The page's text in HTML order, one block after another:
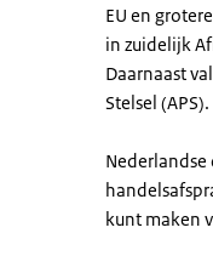
EU en
in zuidelijk
Daarnaast
Stelsel (APS).
kunt maken